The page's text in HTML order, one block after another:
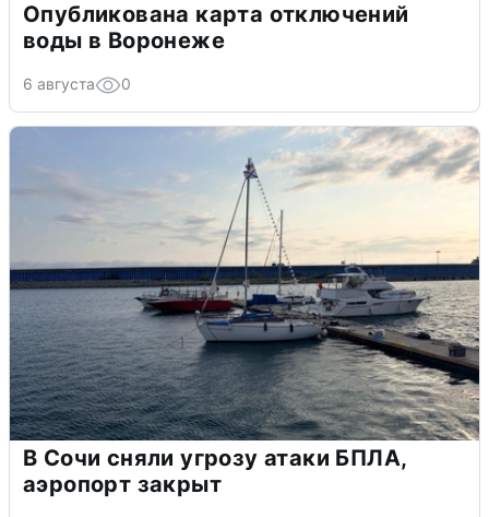
Опубликована карта отключений
воды в Воронеже
6 августа 0
В Сочи сняли угрозу атаки БПЛА,
аэропорт закрыт